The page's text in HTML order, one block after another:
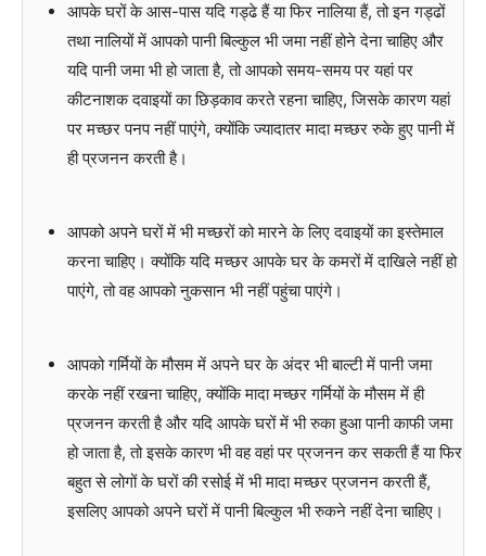
आपके घरों के आस-पास यदि गड्ढे हैं या फिर नालिया हैं, तो इन गड्ढों
तथा नालियों में आपको पानी बिल्कुल भी जमा नहीं होने देना चाहिए और
यदि पानी जमा भी हो जाता है, तो आपको समय-समय पर यहां पर
कीटनाशक दवाइयों का छिड़काव करते रहना चाहिए, जिसके कारण यहां
पर मच्छर पनप नहीं पाएंगे, क्योंकि ज्यादातर मादा मच्छर रुके हुए पानी में
ही प्रजनन करती है।
आपको अपने घरों में भी मच्छरों को मारने के लिए दवाइयों का इस्तेमाल
करना चाहिए। क्योंकि यदि मच्छर आपके घर के कमरों में दाखिले नहीं हो
पाएंगे, तो वह आपको नुकसान भी नहीं पहुंचा पाएंगे।
आपको गर्मियों के मौसम में अपने घर के अंदर भी बाल्टी में पानी जमा
करके नहीं रखना चाहिए, क्योंकि मादा मच्छर गर्मियों के मौसम में ही
प्रजनन करती है और यदि आपके घरों में भी रुका हुआ पानी काफी जमा
हो जाता है, तो इसके कारण भी वह वहां पर प्रजनन कर सकती हैं या फिर
बहुत से लोगों के घरों की रसोई में भी मादा मच्छर प्रजनन करती हैं,
इसलिए आपको अपने घरों में पानी बिल्कुल भी रुकने नहीं देना चाहिए।